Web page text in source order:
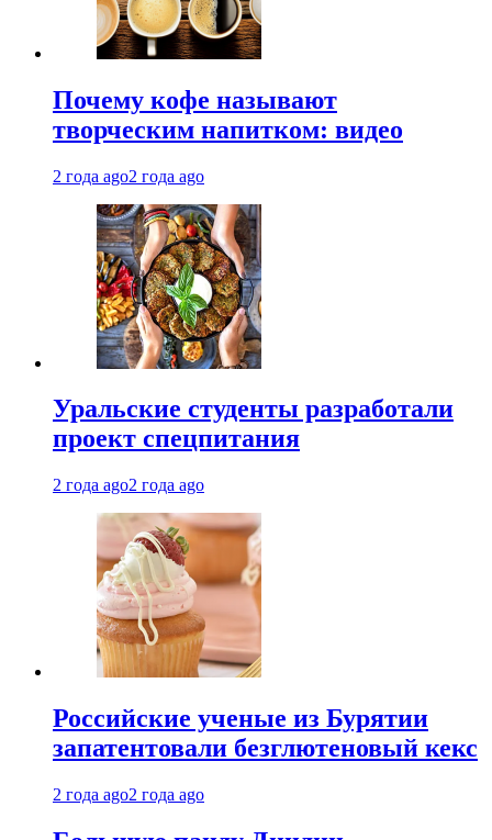
Почему кофе называют
творческим напитком: видео
2 года ago2 года ago
Уральские студенты разработали
проект спецпитания
2 года ago2 года ago
Российские ученые из Бурятии
запатентовали безглютеновый кекс
2 года ago2 года ago